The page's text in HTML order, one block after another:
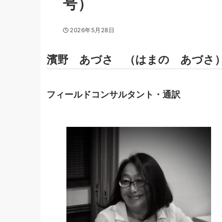
号）
2026年5月28日
濱野 あづさ （はまの あづさ
フィールドコンサルタント・通訳